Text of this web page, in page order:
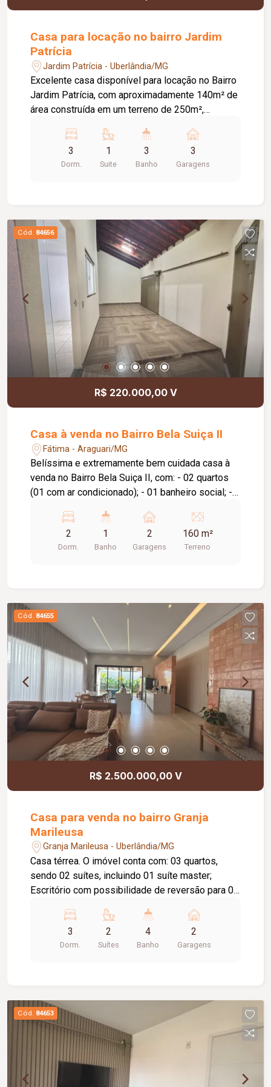
Casa para locação no bairro Jardim
Patrícia
Jardim Patrícia - Uberlândia/MG
Excelente casa disponível para locação no Bairro
Jardim Patrícia, com aproximadamente 140m² de
área construída em um terreno de 250m²,
para toda a família. O imóvel conta com ampla
sala de estar, sala de jantar, cozinha, 03 quartos,
sendo 01 suíte, banheiro social, área de serviço e
garantindo mais comodidade e segurança para os
moradores. Agende já sua visita e venha
conhecer esta excelente oportunidade de
locação!
3
Dorm.
1
Suite
3
Banho
3
Garagens
Cód. 84656
R$ 220.000,00 V
Casa à venda no Bairro Bela Suiça II
Fátima - Araguari/MG
Belíssima e extremamente bem cuidada casa à
venda no Bairro Bela Suiça II, com: - 02 quartos
(01 com ar condicionado); - 01 banheiro social; -
conjugada; - 01 área de serviço coberta; - quintal
cimentado; - garagem para 02 veículos.
2
Dorm.
1
Banho
2
Garagens
160 m²
Terreno
Cód. 84655
R$ 2.500.000,00 V
Casa para venda no bairro Granja
Marileusa
Granja Marileusa - Uberlândia/MG
Casa térrea. O imóvel conta com: 03 quartos,
sendo 02 suítes, incluindo 01 suíte master;
Escritório com possibilidade de reversão para 01
portas de vidro de abertura total; Banheiro social;
Lavanderia; Varanda; 02 vagas de garagem;
Diferenciais: Piso em porcelanato; Armários
3
Dorm.
2
Suítes
4
Banho
2
Garagens
Cód. 84653